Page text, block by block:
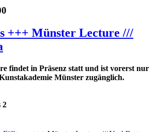
+++ Münster Lecture ///
findet in Präsenz statt und ist vorerst nur
Münster zugänglich.
2